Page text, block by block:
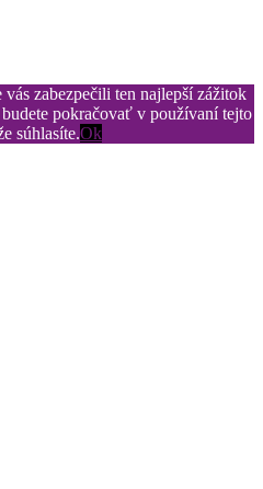
zabezpečili ten najlepší zážitok
pokračovať v používaní tejto
súhlasíte.Ok